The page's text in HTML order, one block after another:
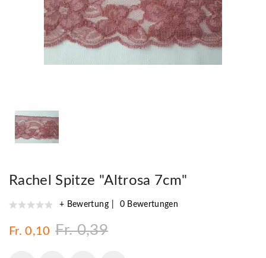
Rachel Spitze "Altrosa 7cm"
+ Bewertung 0 Bewertungen
Fr. 0,10 Fr. 0,39